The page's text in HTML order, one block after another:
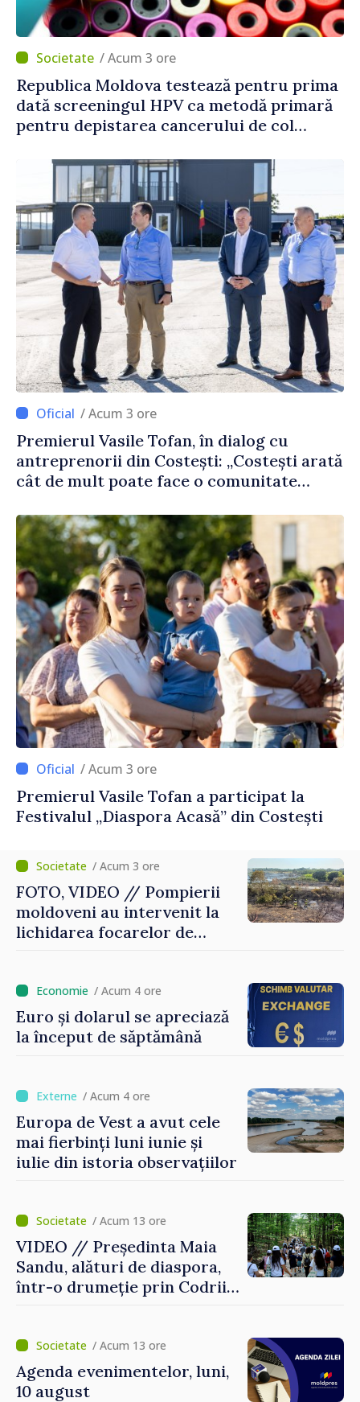
/ Acum 3 ore
Republica Moldova testează pentru prima
dată screeningul HPV ca metodă primară
pentru depistarea cancerului de col
/ Acum 3 ore
Premierul Vasile Tofan, în dialog cu
antreprenorii din Costești: „Costești arată
cât de mult poate face o comunitate
spirit antreprenorial”
/ Acum 3 ore
Premierul Vasile Tofan a participat la
Festivalul „Diaspora Acasă” din Costești
/ Acum 3 ore
FOTO, VIDEO // Pompierii
moldoveni au intervenit la
lichidarea focarelor de
durat cinci ore
/ Acum 4 ore
Euro și dolarul se apreciază
la început de săptămână
/ Acum 4 ore
Europa de Vest a avut cele
mai fierbinți luni iunie și
iulie din istoria observațiilor
/ Acum 13 ore
VIDEO // Președinta Maia
Sandu, alături de diaspora,
într-o drumeție prin Codrii
/ Acum 13 ore
Agenda evenimentelor, luni,
10 august